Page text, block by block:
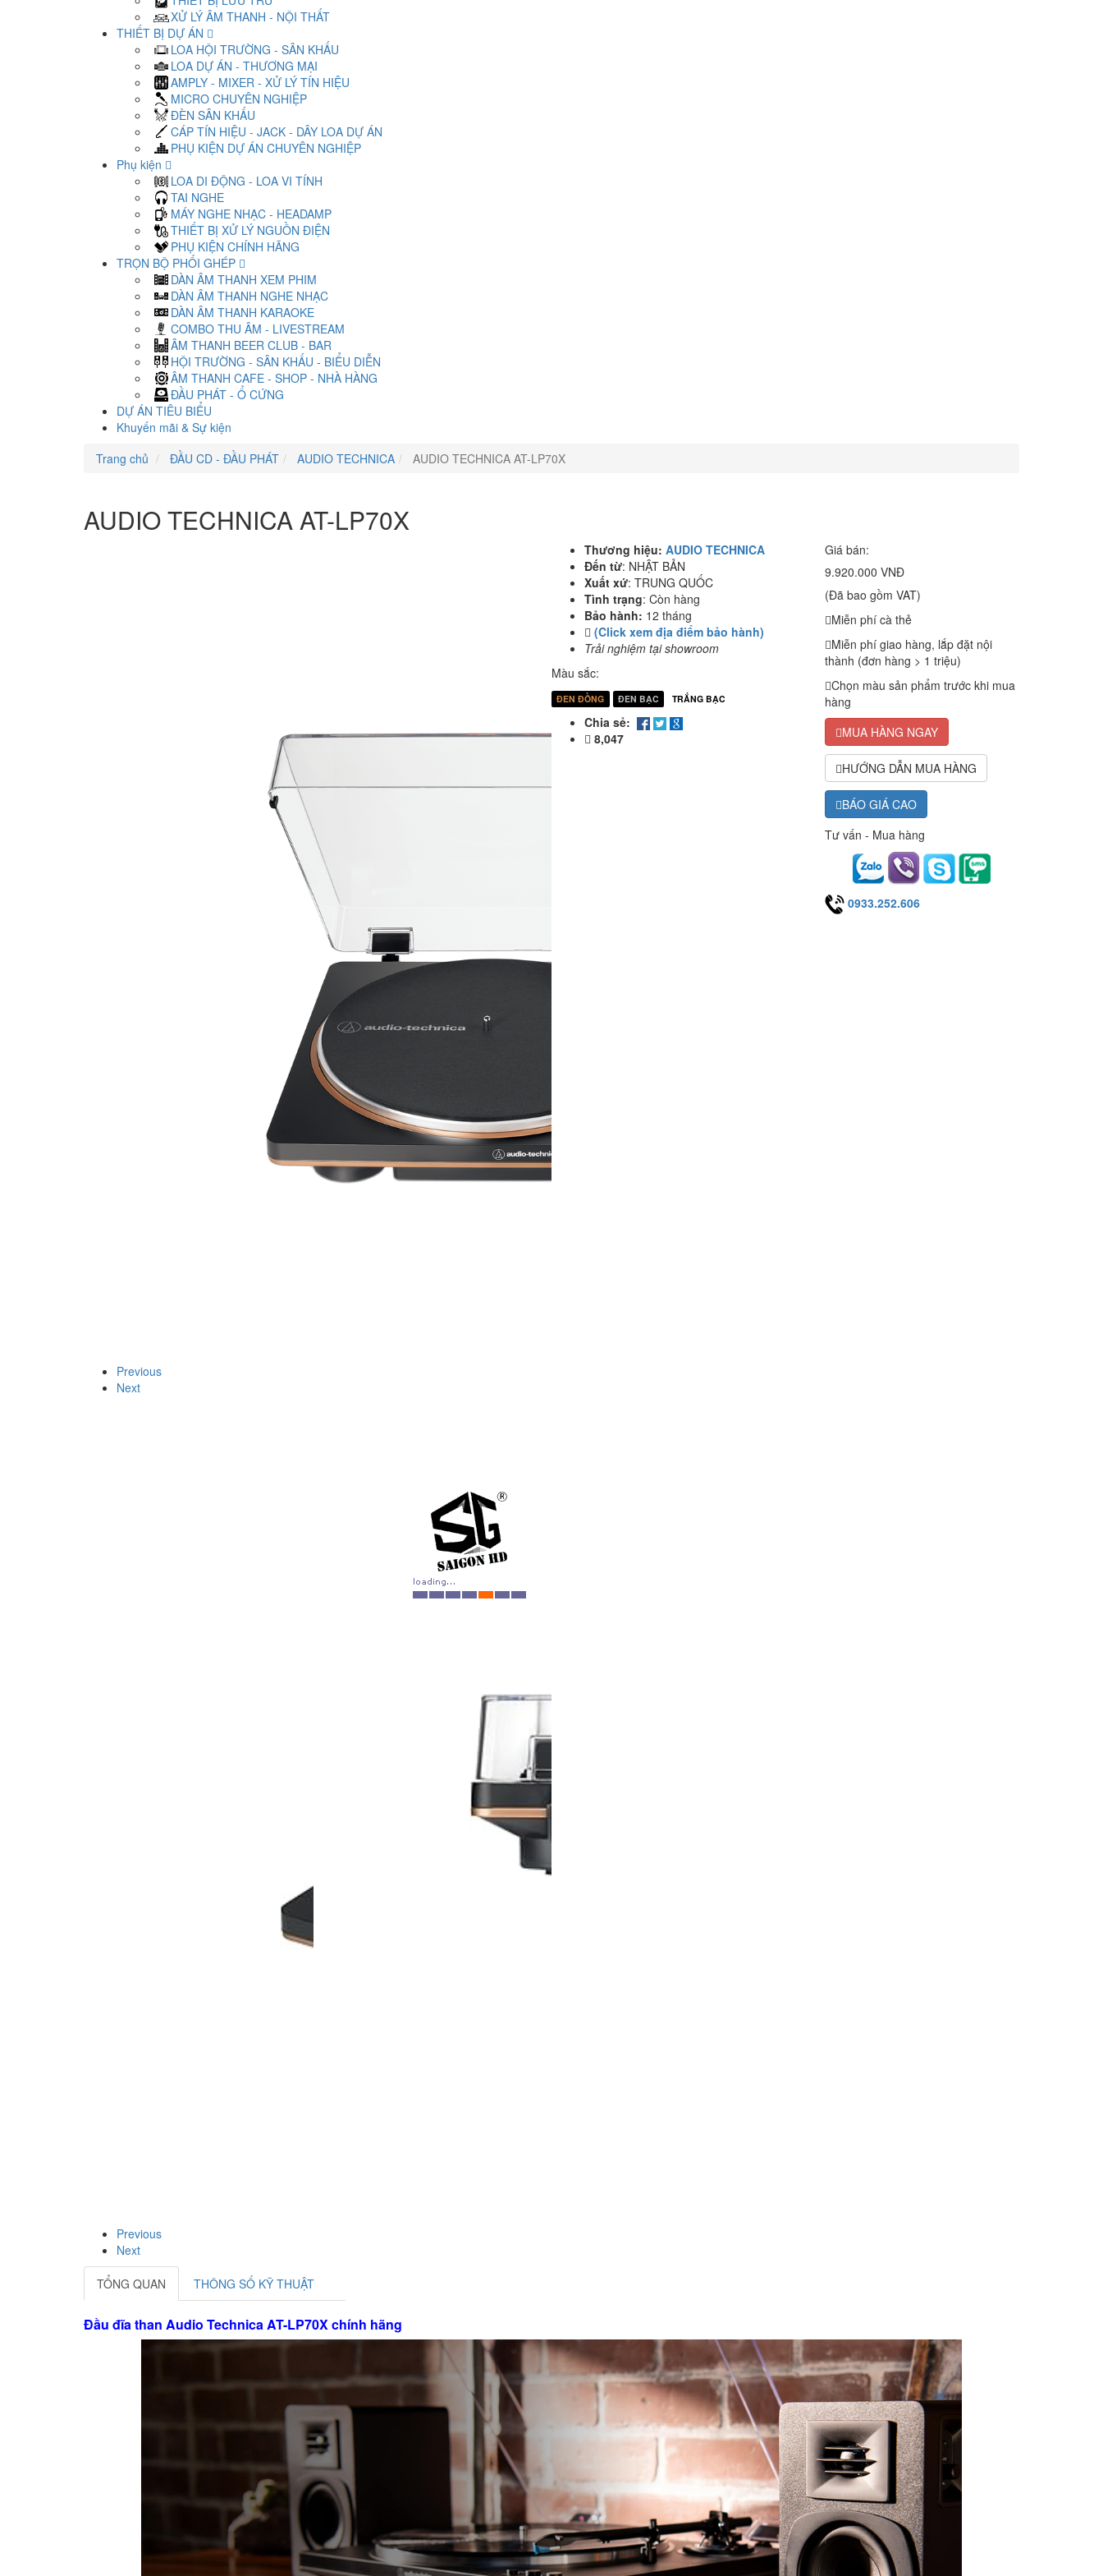
XỬ LÝ ÂM THANH - NỘI THẤT
THIẾT BỊ DỰ ÁN
LOA HỘI TRƯỜNG - SÂN KHẤU
LOA DỰ ÁN - THƯƠNG MẠI
AMPLY - MIXER - XỬ LÝ TÍN HIỆU
MICRO CHUYÊN NGHIỆP
ĐÈN SÂN KHẤU
CÁP TÍN HIỆU - JACK - DÂY LOA DỰ ÁN
PHỤ KIỆN DỰ ÁN CHUYÊN NGHIỆP
Phụ kiện
LOA DI ĐỘNG - LOA VI TÍNH
TAI NGHE
MÁY NGHE NHẠC - HEADAMP
THIẾT BỊ XỬ LÝ NGUỒN ĐIỆN
PHỤ KIỆN CHÍNH HÃNG
TRỌN BỘ PHỐI GHÉP
DÀN ÂM THANH XEM PHIM
DÀN ÂM THANH NGHE NHẠC
DÀN ÂM THANH KARAOKE
COMBO THU ÂM - LIVESTREAM
ÂM THANH BEER CLUB - BAR
HỘI TRƯỜNG - SÂN KHẤU - BIỂU DIỄN
ÂM THANH CAFE - SHOP - NHÀ HÀNG
ĐẦU PHÁT - Ổ CỨNG
DỰ ÁN TIÊU BIỂU
Khuyến mãi & Sự kiện
Trang chủ
ĐẦU CD - ĐẦU PHÁT AUDIO TECHNICA AUDIO TECHNICA AT-LP70X
AUDIO TECHNICA AT-LP70X
Previous
Next
Previous
Next
Thương hiệu: AUDIO TECHNICA
Đến từ: NHẬT BẢN
Xuất xứ: TRUNG QUỐC
Tình trạng: Còn hàng
Bảo hành: 12 tháng
(Click xem địa điểm bảo hành)
Trải nghiệm tại showroom
Màu sắc:
ĐEN ĐỒNG ĐEN BẠC TRẮNG BẠC
Chia sẻ:
8,047
Giá bán:
9.920.000 VNĐ
(Đã bao gồm VAT)
Miễn phí cà thẻ
Miễn phí giao hàng, lắp đặt nội
thành (đơn hàng > 1 triệu)
Chọn màu sản phẩm trước khi mua
hàng
MUA HÀNG NGAY
HƯỚNG DẪN MUA HÀNG
BÁO GIÁ CAO
Tư vấn - Mua hàng
0933.252.606
TỔNG QUAN THÔNG SỐ KỸ THUẬT
Đầu đĩa than Audio Technica AT-LP70X chính hãng